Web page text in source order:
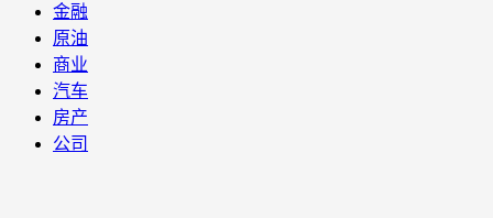
金融
原油
商业
汽车
房产
公司